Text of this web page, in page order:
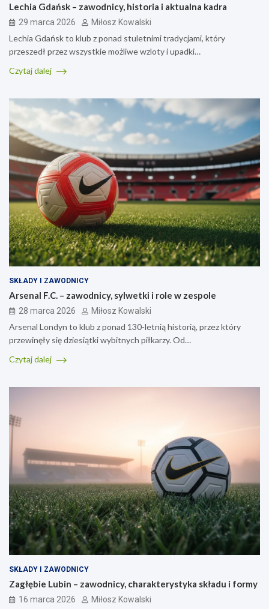
Lechia Gdańsk – zawodnicy, historia i aktualna kadra
29 marca 2026 Miłosz Kowalski
Lechia Gdańsk to klub z ponad stuletnimi tradycjami, który
przeszedł przez wszystkie możliwe wzloty i upadki…
Czytaj dalej
SKŁADY I ZAWODNICY
Arsenal F.C. – zawodnicy, sylwetki i role w zespole
28 marca 2026 Miłosz Kowalski
Arsenal Londyn to klub z ponad 130-letnią historią, przez który
przewinęły się dziesiątki wybitnych piłkarzy. Od…
Czytaj dalej
SKŁADY I ZAWODNICY
Zagłębie Lubin – zawodnicy, charakterystyka składu i formy
16 marca 2026 Miłosz Kowalski